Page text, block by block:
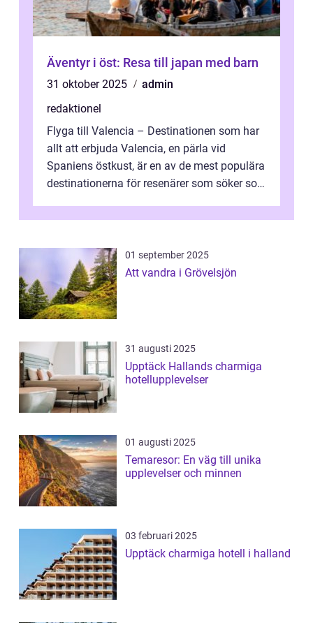
Äventyr i öst: Resa till japan med barn
31 oktober 2025
admin
redaktionel
Flyga till Valencia – Destinationen som har
allt att erbjuda Valencia, en pärla vid
Spaniens östkust, är en av de mest populära
destinationerna för resenärer som söker sol,
01 september 2025
Att vandra i Grövelsjön
31 augusti 2025
Upptäck Hallands charmiga
hotellupplevelser
01 augusti 2025
Temaresor: En väg till unika
upplevelser och minnen
03 februari 2025
Upptäck charmiga hotell i halland